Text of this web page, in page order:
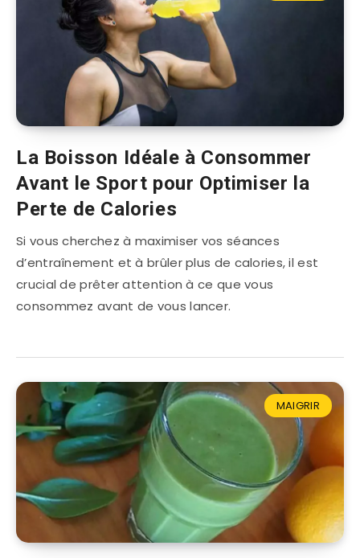
La Boisson Idéale à Consommer
Avant le Sport pour Optimiser la
Perte de Calories
Si vous cherchez à maximiser vos séances
d’entraînement et à brûler plus de calories, il est
crucial de prêter attention à ce que vous
consommez avant de vous lancer.
MAIGRIR